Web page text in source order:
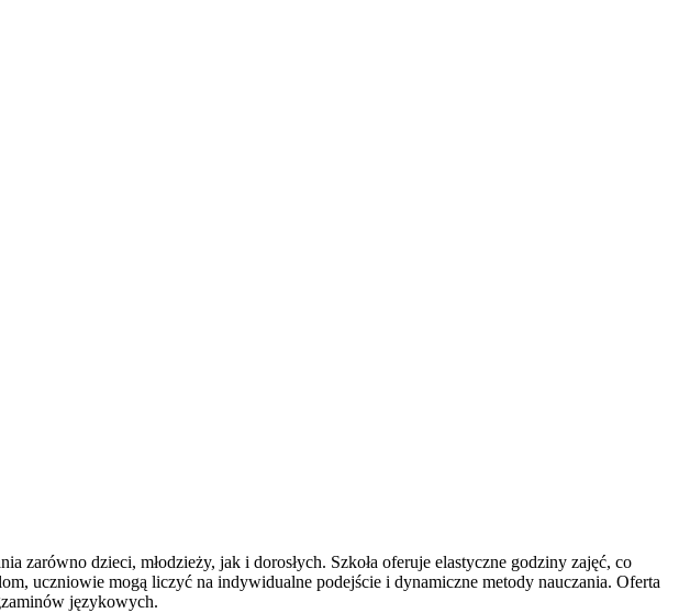
zarówno dzieci, młodzieży, jak i dorosłych. Szkoła oferuje elastyczne godziny zajęć, co
uczniowie mogą liczyć na indywidualne podejście i dynamiczne metody nauczania. Oferta
językowych.